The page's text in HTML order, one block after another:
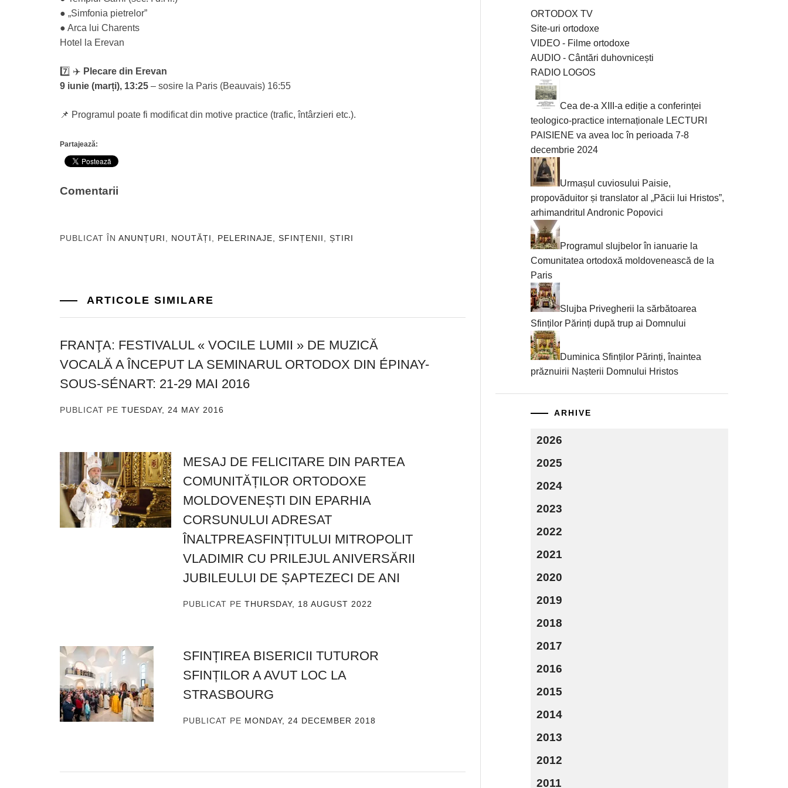
● „Simfonia pietrelor”
● Arca lui Charents
Hotel la Erevan
7️⃣ ✈️ Plecare din Erevan
9 iunie (marți), 13:25 – sosire la Paris (Beauvais) 16:55
📌 Programul poate fi modificat din motive practice (trafic, întârzieri etc.).
Partajează:
Comentarii
PUBLICAT ÎN ANUNȚURI NOUTĂȚI PELERINAJE, SFINȚENII ȘTIRI
ARTICOLE SIMILARE
FRANŢA: FESTIVALUL « VOCILE LUMII » DE MUZICĂ
VOCALĂ A ÎNCEPUT LA SEMINARUL ORTODOX DIN ÉPINAY-
SOUS-SÉNART: 21-29 MAI 2016
PUBLICAT PE TUESDAY, 24 MAY 2016
MESAJ DE FELICITARE DIN PARTEA
COMUNITĂȚILOR ORTODOXE
MOLDOVENEȘTI DIN EPARHIA
CORSUNULUI ADRESAT
ÎNALTPREASFINȚITULUI MITROPOLIT
VLADIMIR CU PRILEJUL ANIVERSĂRII
JUBILEULUI DE ȘAPTEZECI DE ANI
PUBLICAT PE THURSDAY, 18 AUGUST 2022
SFINȚIREA BISERICII TUTUROR
SFINȚILOR A AVUT LOC LA
STRASBOURG
PUBLICAT PE MONDAY, 24 DECEMBER 2018
ORTODOX TV
Site-uri ortodoxe
VIDEO - Filme ortodoxe
AUDIO - Cântări duhovnicești
RADIO LOGOS
Cea de-a XIII-a ediție a conferinței
teologico-practice internaționale LECTURI
PAISIENE va avea loc în perioada 7-8
decembrie 2024
Urmașul cuviosului Paisie,
propovăduitor și translator al „Păcii lui Hristos”,
arhimandritul Andronic Popovici
Programul slujbelor în ianuarie la
Comunitatea ortodoxă moldovenească de la
Paris
Slujba Privegherii la sărbătoarea
Sfinților Părinți după trup ai Domnului
Duminica Sfinților Părinți, înaintea
prăznuirii Nașterii Domnului Hristos
ARHIVE
2026
2025
2024
2023
2022
2021
2020
2019
2018
2017
2016
2015
2014
2013
2012
2011